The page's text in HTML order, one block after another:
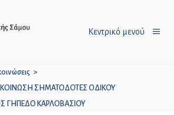
εργαλείων
Κεντρικό μενού
>
ΣΗΜΑΤΟΔΟΤΕΣ ΟΔΙΚΟΥ
ΓΗΠΕΔΟ ΚΑΡΛΟΒΑΣΙΟΥ